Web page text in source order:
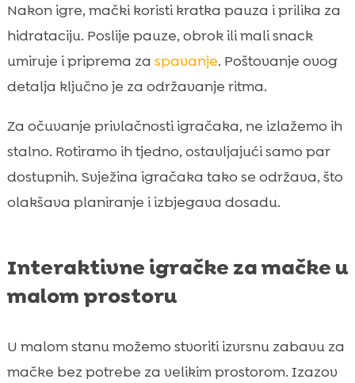
Nakon igre, mački koristi kratka pauza i prilika za
hidrataciju. Poslije pauze, obrok ili mali snack
umiruje i priprema za spavanje. Poštovanje ovog
detalja ključno je za održavanje ritma.
Za očuvanje privlačnosti igračaka, ne izlažemo ih
stalno. Rotiramo ih tjedno, ostavljajući samo par
dostupnih. Svježina igračaka tako se održava, što
olakšava planiranje i izbjegava dosadu.
Interaktivne igračke za mačke u
malom prostoru
U malom stanu možemo stvoriti izvrsnu zabavu za
mačke bez potrebe za velikim prostorom. Izazov